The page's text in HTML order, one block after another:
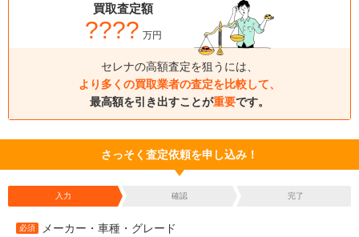
買取査定額
???? 万円
セレナの高額査定を狙うには、
より多くの買取業者の査定を比較して、
最高額を引き出すことが重要です。
さっそく査定依頼を申し込み！
入力 確認 完了
必須 メーカー・車種・グレード